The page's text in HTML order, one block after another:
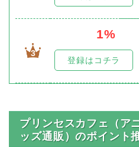
3
1%
登録はコチラ
プリンセスカフェ（ア
ッズ通販）のポイント